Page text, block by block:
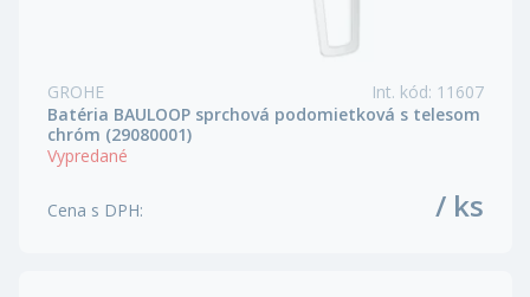
GROHE Int. kód: 11607
Batéria BAULOOP sprchová podomietková s telesom
chróm (29080001)
Vypredané
Cena s DPH: / ks